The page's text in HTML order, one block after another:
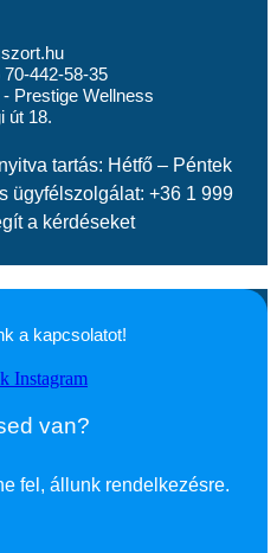
442-58-35
Prestige Wellness
út 18.
tartás: Hétfő – Péntek
ügyfélszolgálat: +36 1 999
a kérdéseket
a kapcsolatot!
Instagram
van?
fel, állunk rendelkezésre.